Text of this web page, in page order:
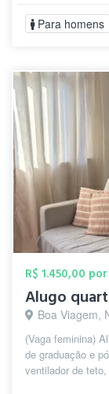
Para homens
R$ 1.450,00
Alugo
Boa Viagem,
(Vaga feminina)
de graduação e
ventilador de